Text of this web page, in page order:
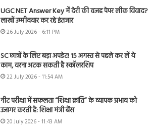
UGC NET Answer Key में देरी की वजह पेपर लीक विवाद?
लाखों उम्मीदवार कर रहे इंतजार
26 July 2026 - 6:11 PM
SC छात्रों के लिए बड़ा अपडेट! 15 अगस्त से पहले कर लें ये
काम, वरना अटक सकती है स्कॉलरशिप
22 July 2026 - 11:54 AM
नीट परीक्षा में सफलता “शिक्षा क्रांति” के व्यापक प्रभाव को
उजागर करती है: शिक्षा मंत्री बैंस
20 July 2026 - 11:43 AM